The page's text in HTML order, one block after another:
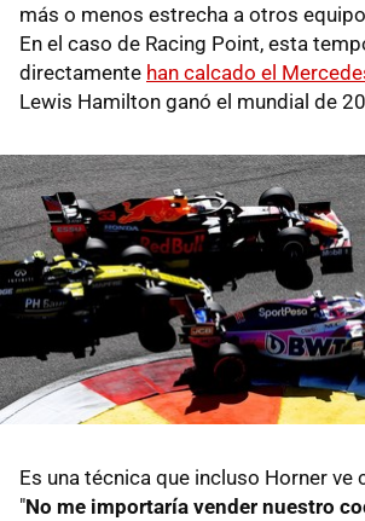
más o menos estrecha a otros
En el caso de Racing Point, esta
directamente han calcado el
Lewis Hamilton ganó el mundial de
Es una técnica que incluso Horner ve
"No me importaría vender nuestro